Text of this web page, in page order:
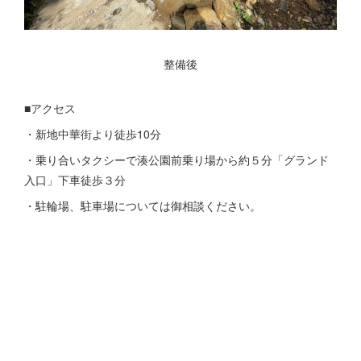
整備後
■アクセス
・新地中華街より徒歩10分
・乗り合いタクシーで湊公園前乗り場から約５分「グランド
入口」下車徒歩３分
・駐輪場、駐車場については御相談ください。